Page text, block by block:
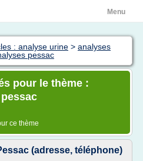
Menu
: analyse urine > analyses
pessac
pour le thème :
ce thème
(adresse, téléphone)